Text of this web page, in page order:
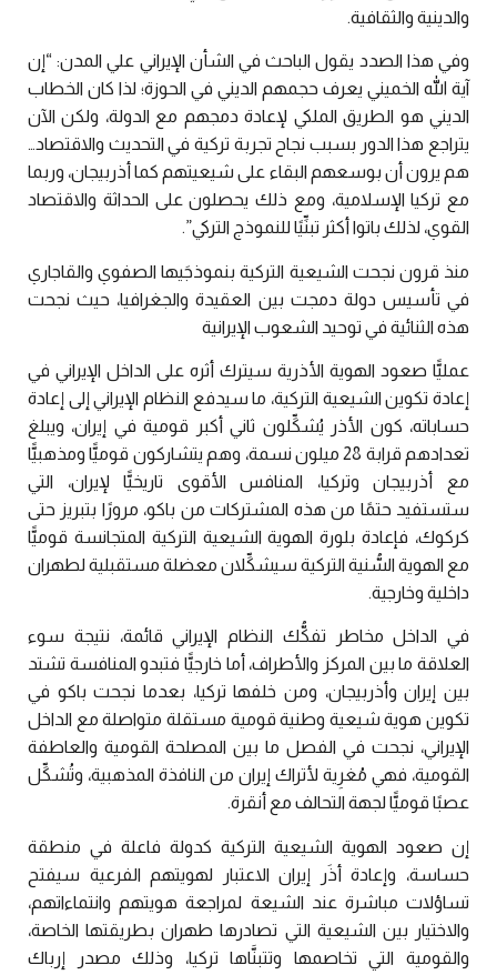
والدينية والثقافية.
وفي هذا الصدد يقول الباحث في الشأن الإيراني علي المدن: “إن
آية الله الخميني يعرف حجمهم الديني في الحوزة؛ لذا كان الخطاب
الديني هو الطريق الملكي لإعادة دمجهم مع الدولة، ولكن الآن
يتراجع هذا الدور بسبب نجاح تجربة تركية في التحديث والاقتصاد…
هم يرون أن بوسعهم البقاء على شيعيتهم كما أذربيجان، وربما
مع تركيا الإسلامية، ومع ذلك يحصلون على الحداثة والاقتصاد
القوي، لذلك باتوا أكثر تبنِّيًا للنموذج التركي”.
منذ قرون نجحت الشيعية التركية بنموذجَيها الصفوي والقاجاري
في تأسيس دولة دمجت بين العقيدة والجغرافيا، حيث نجحت
هذه الثنائية في توحيد الشعوب الإيرانية
عمليًّا صعود الهوية الأذرية سيترك أثره على الداخل الإيراني في
إعادة تكوين الشيعية التركية، ما سيدفع النظام الإيراني إلى إعادة
حساباته، كون الأذر يُشكِّلون ثاني أكبر قومية في إيران، ويبلغ
تعدادهم قرابة 28 ميلون نسمة، وهم يتشاركون قوميًّا ومذهبيًّا
مع أذربيجان وتركيا، المنافس الأقوى تاريخيًّا لإيران، التي
ستستفيد حتمًا من هذه المشتركات من باكو، مرورًا بتبريز حتى
كركوك، فإعادة بلورة الهوية الشيعية التركية المتجانسة قوميًّا
مع الهوية السُّنية التركية سيشكِّلان معضلة مستقبلية لطهران
داخلية وخارجية.
في الداخل مخاطر تفكُّك النظام الإيراني قائمة، نتيجة سوء
العلاقة ما بين المركز والأطراف، أما خارجيًّا فتبدو المنافسة تشتد
بين إيران وأذربيجان، ومن خلفها تركيا، بعدما نجحت باكو في
تكوين هوية شيعية وطنية قومية مستقلة متواصلة مع الداخل
الإيراني، نجحت في الفصل ما بين المصلحة القومية والعاطفة
القومية، فهي مُغرِية لأتراك إيران من النافذة المذهبية، وتُشكِّل
عصبًا قوميًّا لجهة التحالف مع أنقرة.
إن صعود الهوية الشيعية التركية كدولة فاعلة في منطقة
حساسة، وإعادة أذَر إيران الاعتبار لهويتهم الفرعية سيفتح
تساؤلات مباشرة عند الشيعة لمراجعة هويتهم وانتماءاتهم،
والاختيار بين الشيعية التي تصادرها طهران بطريقتها الخاصة،
والقومية التي تخاصمها وتتبنَّاها تركيا، وذلك مصدر إرباك